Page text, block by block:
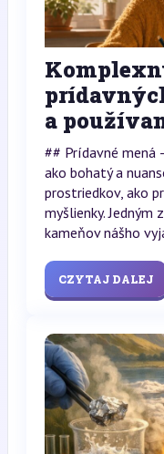
a
## Prídavné mená
ako bohatý a
prostriedkov, ako
myšlienky.
kameňov nášho
CZYTAJ DALEJ